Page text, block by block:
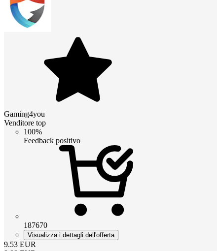
Gaming4you
Venditore top
100%
Feedback positivo
187670
Visualizza i dettagli dell'offerta
9.53 EUR